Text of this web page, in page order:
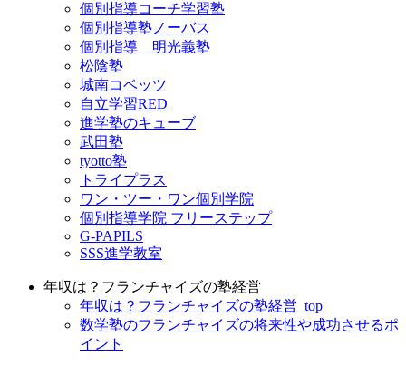
個別指導コーチ学習塾
個別指導塾ノーバス
個別指導 明光義塾
松陰塾
城南コベッツ
自立学習RED
進学塾のキューブ
武田塾
tyotto塾
トライプラス
ワン・ツー・ワン個別学院
個別指導学院 フリーステップ
G-PAPILS
SSS進学教室
年収は？フランチャイズの塾経営
年収は？フランチャイズの塾経営_top
数学塾のフランチャイズの将来性や成功させるポ
イント